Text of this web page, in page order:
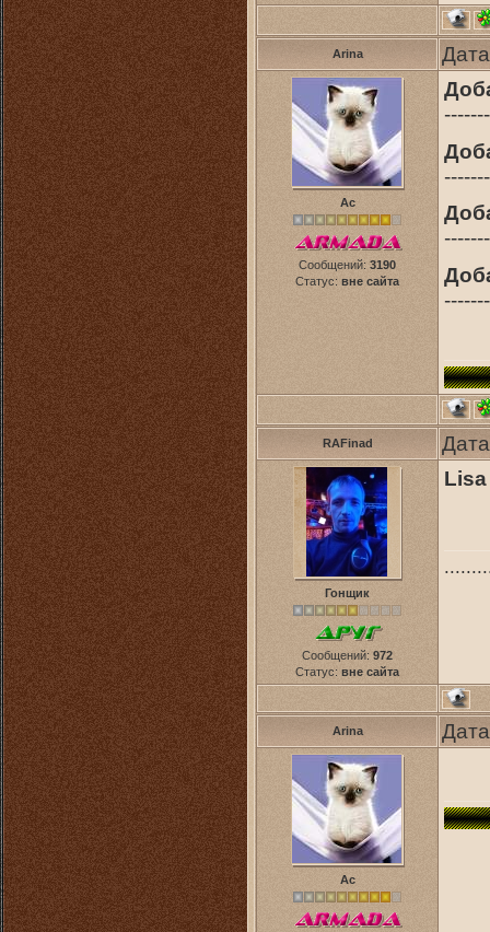
Arina
Ас
Сообщений: 3190
Статус: вне сайта
RAFinad
Гонщик
Сообщений: 972
Статус: вне сайта
Arina
Ас